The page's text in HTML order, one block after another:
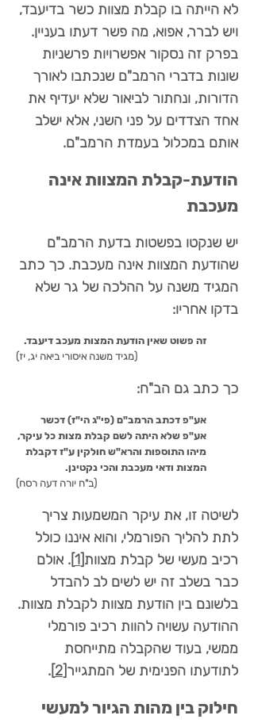
לא הייתה בו קבלת מצוות כשר בדיעבד,
ויש לברר, אפוא, מה פשר דעתו בעניין.
בפרק זה נסקור אפשרויות פרשניות
שונות בדברי הרמב"ם שנכתבו לאורך
הדורות, ונחתור לביאור שלא יעדיף את
אחד הצדדים על פני השני, אלא ישלב
אותם במכלול בעמדת הרמב"ם.
הודעת-קבלת המצוות אינה
מעכבת
יש שנקטו בפשטות בדעת הרמב"ם
שהודעת המצוות אינה מעכבת. כך כתב
המגיד משנה על ההלכה של גר שלא
בדקו אחריו:
זה פשוט שאין הודעת המצות מעכב דיעבד.
(מגיד משנה איסורי ביאה יג, יז)
כך כתב גם הב"ח:
אע"פ דכתב הרמב"ם (פי"ג הי"ז) דכשר
אע"פ שלא היתה לשם קבלת מצות כל עיקר,
מיהו התוספות והרא"ש חולקין ע"ז דקבלת
המצות ודאי מעכבת והכי נקטינן.
(ב"ח יורה דעה רסח)
לשיטה זו, את עיקר המשמעות צריך
לתת להליך הפורמלי, והוא איננו כולל
רכיב מעשי של קבלת מצוות
. אולם
כבר בשלב זה יש לשים לב להבדל
בלשונם בין הודעת מצוות לקבלת מצוות.
ההודעה עשויה להוות רכיב פורמלי
ממשי, בעוד שהקבלה מתייחסת
לתודעתו הפנימית של המתגייר
.
חילוק בין מהות הגיור למעשי